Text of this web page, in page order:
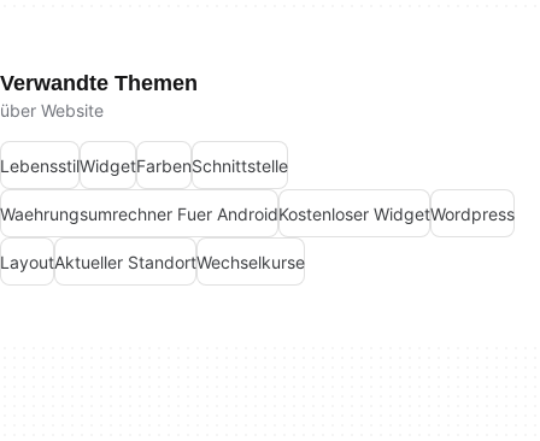
Verwandte Themen
über Website
LebensstilWidgetFarbenSchnittstelle
Waehrungsumrechner Fuer AndroidKostenloser WidgetWordpress
LayoutAktueller StandortWechselkurse